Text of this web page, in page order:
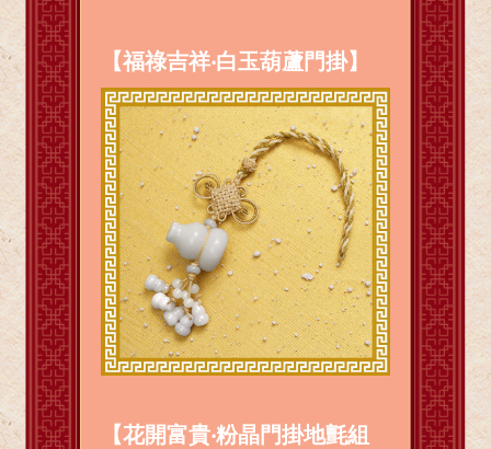
【福祿吉祥‧白玉葫蘆門掛】
【花開富貴‧粉晶門掛地氈組